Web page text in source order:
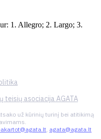
1. Allegro; 2. Largo; 3.
asociacija AGATA
už kūrinių turinį bei atitikimą
, agata@agata.lt